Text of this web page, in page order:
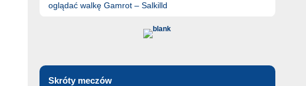
oglądać walkę Gamrot – Salkilld
Skróty meczów